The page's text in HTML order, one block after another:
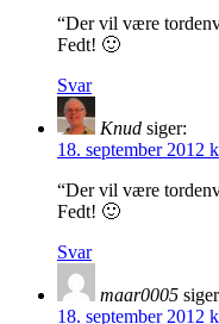
“Der vil være
Fedt! 🙂
Svar
Knud siger:
18. september 2012
“Der vil være
Fedt! 🙂
Svar
maar0005
18. september 2012